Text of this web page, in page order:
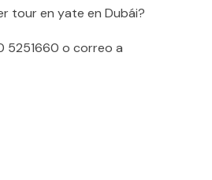
tour en yate en Dubái?
5251660 o correo a